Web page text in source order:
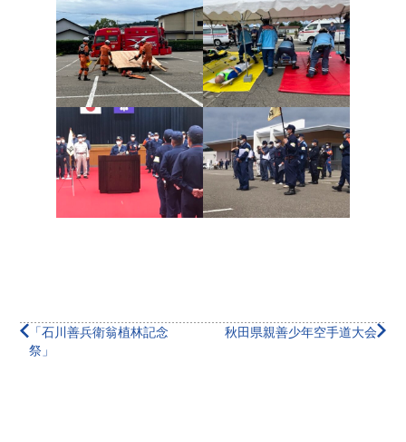
「石川善兵衛翁植林記念
祭」
秋田県親善少年空手道大会